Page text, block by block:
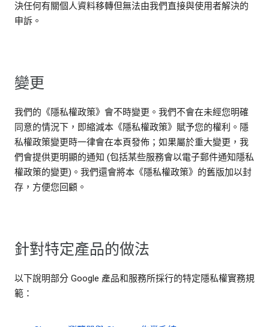
決任何有關個人資料移轉但無法由我們直接與使用者解決的
申訴。
變更
我們的《隱私權政策》會不時變更。我們不會在未經您明確
同意的情況下，即縮減本《隱私權政策》賦予您的權利。隱
私權政策變更時一律會在本頁發佈；如果屬於重大變更，我
們會提供更明顯的通知 (包括某些服務會以電子郵件通知隱私
權政策的變更)。我們還會將本《隱私權政策》的舊版加以封
存，方便您回顧。
針對特定產品的做法
以下說明部分 Google 產品和服務所採行的特定隱私權實務規
範：